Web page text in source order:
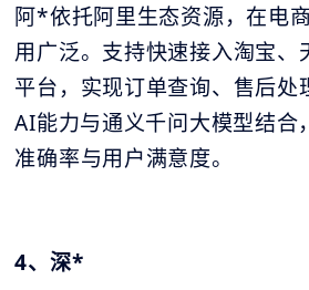
阿*依托阿里生态资源，在电
用广泛。支持快速接入淘宝、
平台，实现订单查询、售后处
AI能力与通义千问大模型结合
准确率与用户满意度。
4、深*